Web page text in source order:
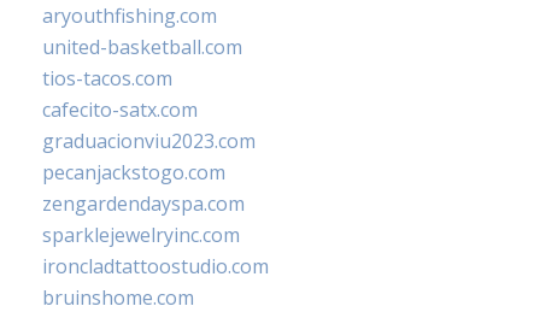
aryouthfishing.com
united-basketball.com
tios-tacos.com
cafecito-satx.com
graduacionviu2023.com
pecanjackstogo.com
zengardendayspa.com
sparklejewelryinc.com
ironcladtattoostudio.com
bruinshome.com